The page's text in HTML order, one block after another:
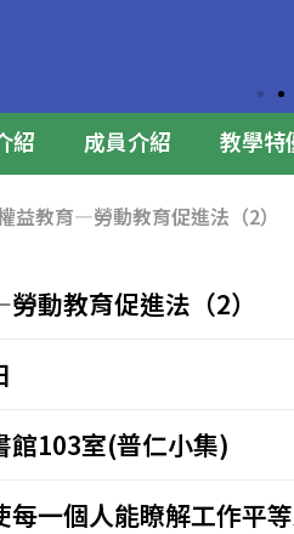
紹 成員介紹 教學特
益教育—勞動教育促進法（2）
動教育促進法（2）
館103室(普仁小集)
每一個人能瞭解工作平